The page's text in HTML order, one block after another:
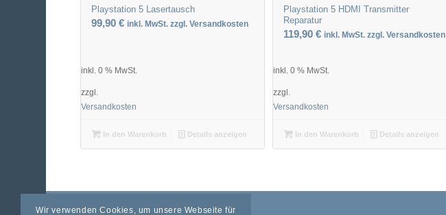
Playstation 5 Lasertausch
99,90€ inkl. MwSt. zzgl. Versandkosten
inkl. 0 % MwSt.
zzgl.
Versandkosten
In den Warenkorb Details anzeigen
Playstation 5 HDMI Transmitter
Reparatur
119,90€ inkl. MwSt. zzgl. Versandkosten
inkl. 0 % MwSt.
zzgl.
Versandkosten
In den Warenkorb Details anzeigen
Wir verwenden Cookies, um unsere Webseite für